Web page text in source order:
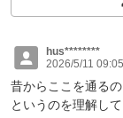
hus********
2026/5/11 09:05
昔からここを通る
というのを理解して